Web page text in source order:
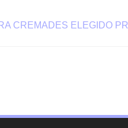
CREMADES ELEGIDO